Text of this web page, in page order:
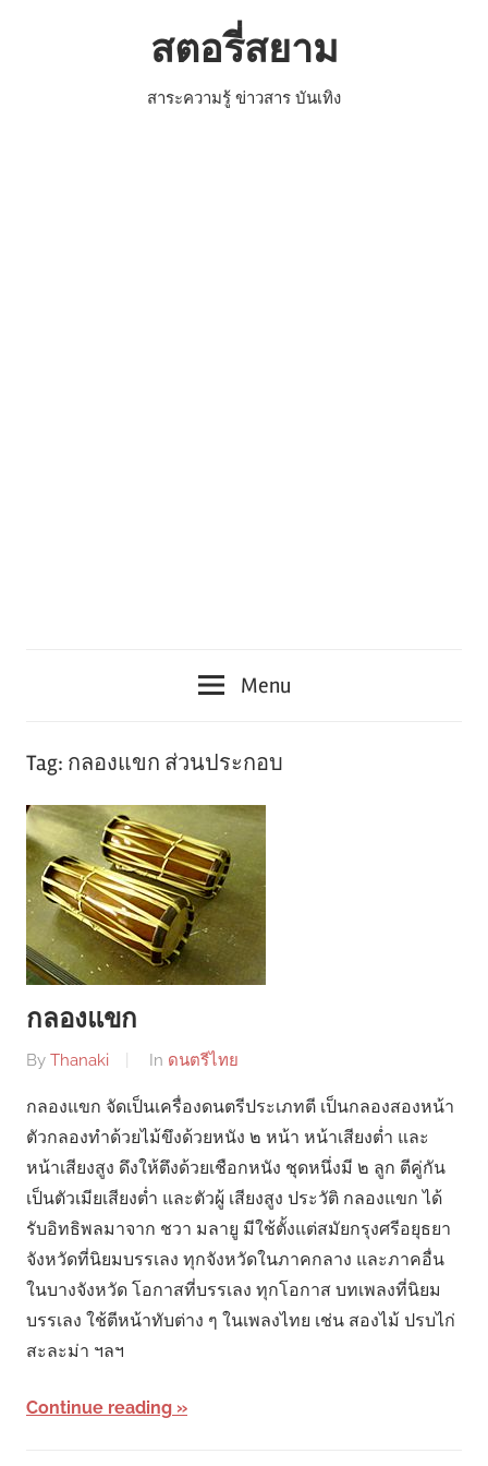
สตอรี่สยาม
สาระความรู้ ข่าวสาร บันเทิง
Menu
Tag: กลองแขก ส่วนประกอบ
กลองแขก
By Thanaki In ดนตรีไทย
กลองแขก จัดเป็นเครื่องดนตรีประเภทตี เป็นกลองสองหน้า
ตัวกลองทำด้วยไม้ขึงด้วยหนัง ๒ หน้า หน้าเสียงต่ำ และ
หน้าเสียงสูง ดึงให้ตึงด้วยเชือกหนัง ชุดหนึ่งมี ๒ ลูก ตีคู่กัน
เป็นตัวเมียเสียงต่ำ และตัวผู้ เสียงสูง ประวัติ กลองแขก ได้
รับอิทธิพลมาจาก ชวา มลายู มีใช้ตั้งแต่สมัยกรุงศรีอยุธยา
จังหวัดที่นิยมบรรเลง ทุกจังหวัดในภาคกลาง และภาคอื่น
ในบางจังหวัด โอกาสที่บรรเลง ทุกโอกาส บทเพลงที่นิยม
บรรเลง ใช้ตีหน้าทับต่าง ๆ ในเพลงไทย เช่น สองไม้ ปรบไก่
สะละม่า ฯลฯ
Continue reading